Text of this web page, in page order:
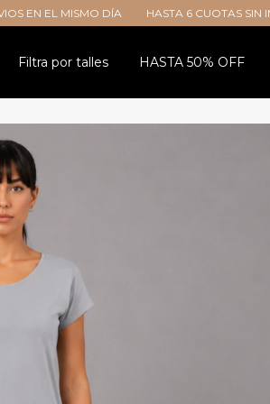
DÍA HASTA 6 CUOTAS SIN INTERÉS 20%
Filtra por talles HASTA 50% OFF